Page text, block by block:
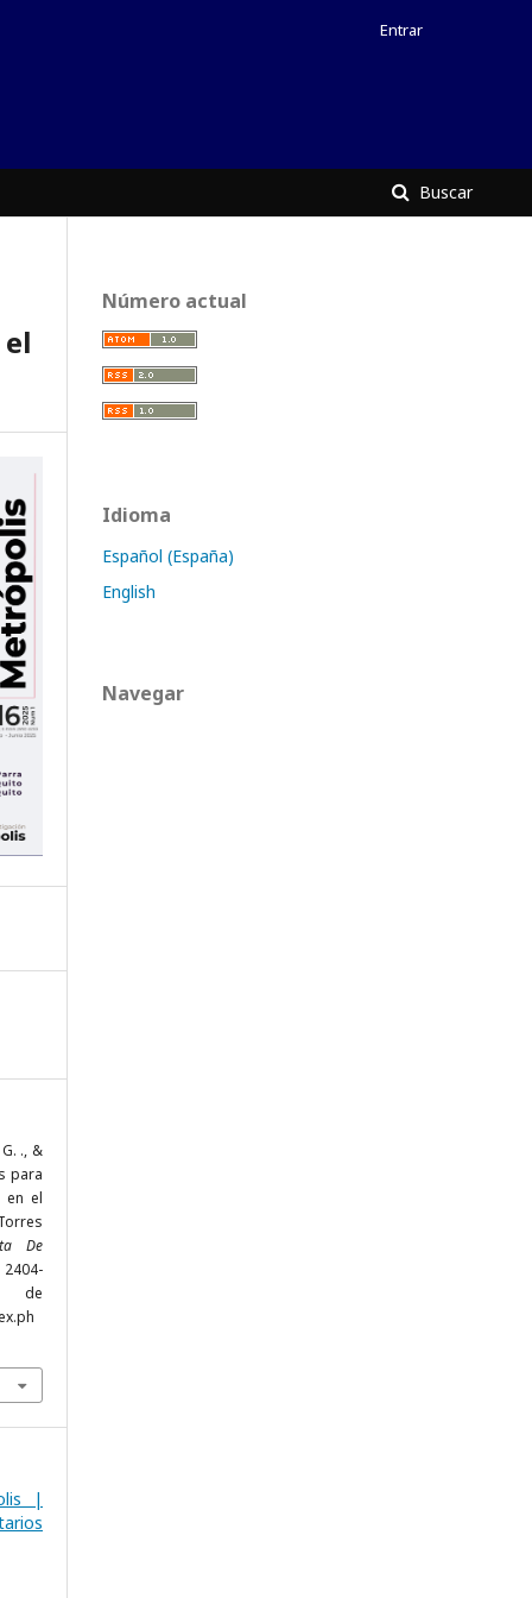
Buscar
Entrar
., &
para
en el
De
de
|
Número actual
Idioma
Español (España)
English
Navegar